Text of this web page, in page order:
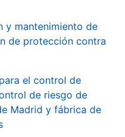
y mantenimiento de
de protección contra
el control de
de riesgo de
Madrid y fábrica de